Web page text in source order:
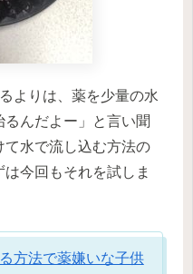
よりは、薬を少量の水
んだよー」と言い聞
水で流し込む方法の
今回もそれを試しま
方法で薬嫌いな子供